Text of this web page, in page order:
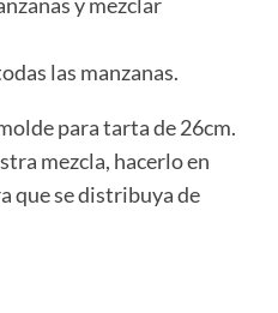
las manzanas.
para tarta de 26cm.
mezcla, hacerlo en
que se distribuya de